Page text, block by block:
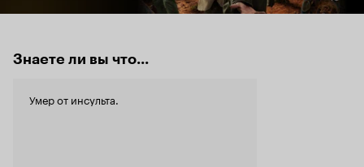
Знаете ли вы что...
Умер от инсульта.